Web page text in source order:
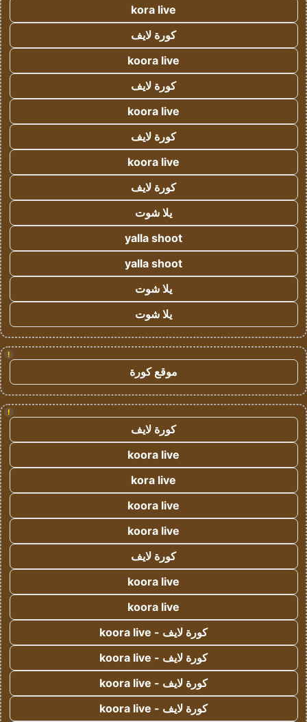
kora live
كورة لايف
koora live
كورة لايف
koora live
كورة لايف
koora live
كورة لايف
يلا شوت
yalla shoot
yalla shoot
يلا شوت
يلا شوت
!
موقع كورة
!
كورة لايف
koora live
kora live
koora live
koora live
كورة لايف
koora live
koora live
كورة لايف - koora live
كورة لايف - koora live
كورة لايف - koora live
كورة لايف - koora live